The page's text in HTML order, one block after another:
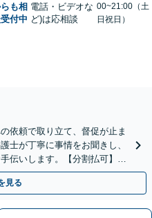
も相
付中
電話・ビデオな
ど)は応相談
00~21:00（土
日祝日）
依頼で取り立て、督促が止ま
士が丁寧に事情をお聞きし、
伝いします。【分割払可】
見る